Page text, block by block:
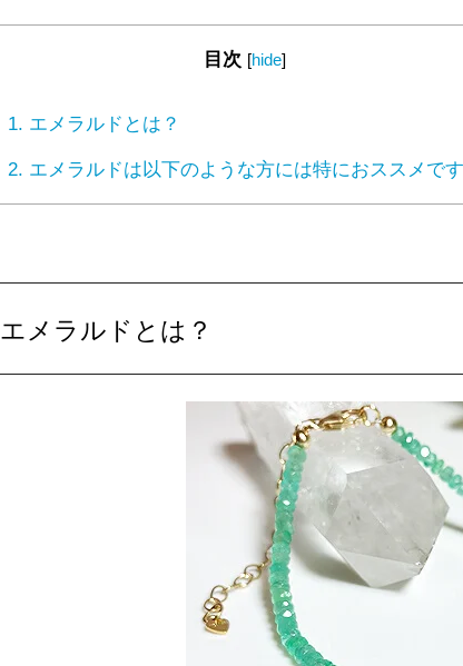
目次 [hide]
1. エメラルドとは？
2. エメラルドは以下のような方には特におススメで
エメラルドとは？